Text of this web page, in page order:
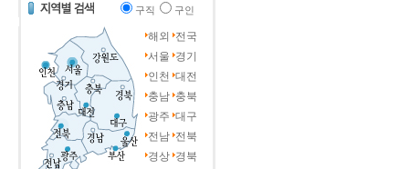
구직 구인
해외
전국
서울 경기
인천 대전
충남 충북
광주 대구
전남 전북
경상 경북